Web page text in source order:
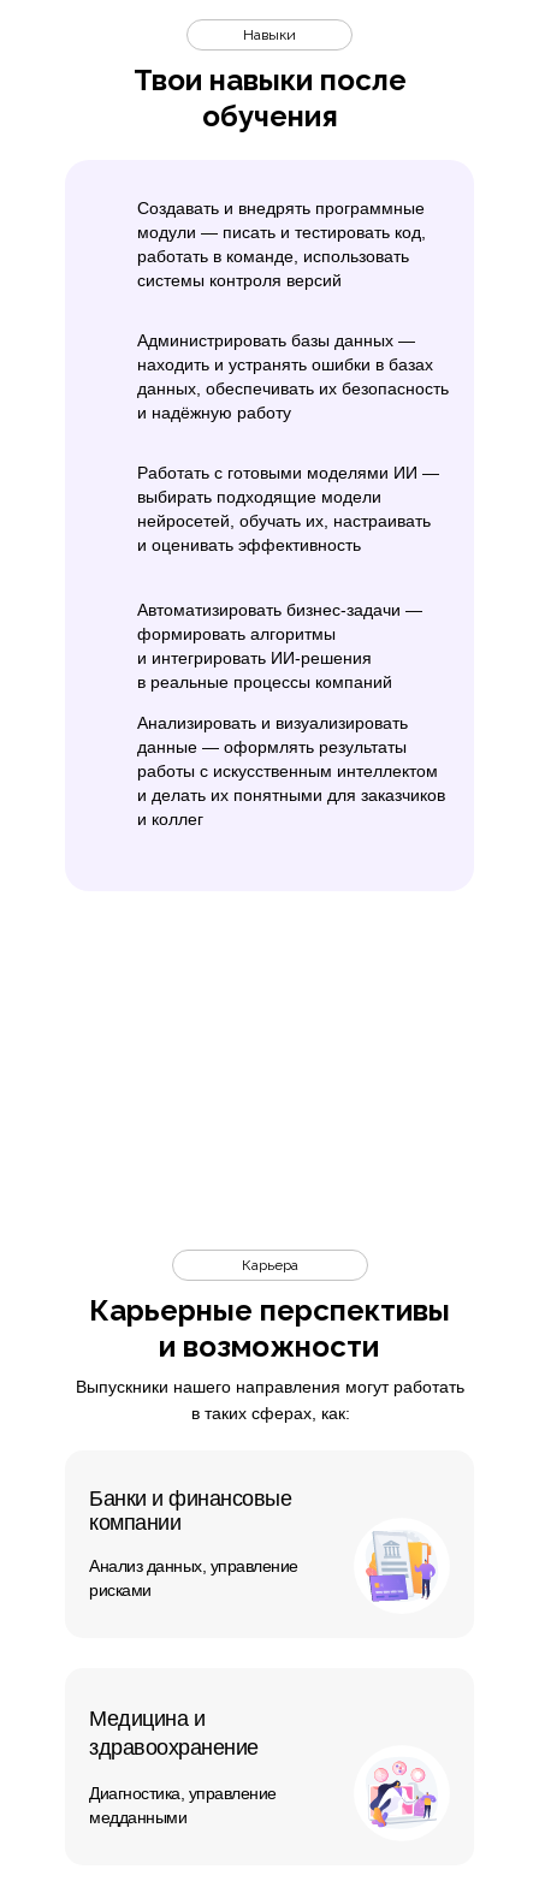
Твои навыки после
обучения
Навыки
Создавать и внедрять программные
модули — писать и тестировать код,
работать в команде, использовать
системы контроля версий
Администрировать базы данных —
находить и устранять ошибки в базах
данных, обеспечивать их безопасность
и надёжную работу
Работать с готовыми моделями ИИ —
выбирать подходящие модели
нейросетей, обучать их, настраивать
и оценивать эффективность
Автоматизировать бизнес-задачи —
формировать алгоритмы
и интегрировать ИИ-решения
в реальные процессы компаний
Анализировать и визуализировать
данные — оформлять результаты
работы с искусственным интеллектом
и делать их понятными для заказчиков
и коллег
Карьерные перспективы
и возможности
Карьера
Выпускники нашего направления могут работать
в таких сферах, как:
Банки и финансовые
компании
Анализ данных, управление
рисками
Медицина и
здравоохранение
Диагностика, управление
медданными